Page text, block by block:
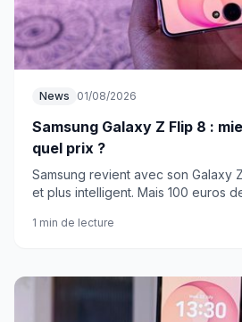
News 01/08/2026
Samsung Galaxy Z Flip 8 :
quel prix ?
Samsung revient avec son Galaxy
et plus intelligent. Mais 100 euros
1 min de lecture